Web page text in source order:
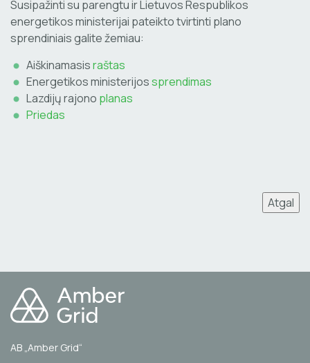
Susipažinti su parengtu ir Lietuvos Respublikos
energetikos ministerijai pateikto tvirtinti plano
sprendiniais galite žemiau:
Aiškinamasisraštas
Energetikos ministerijossprendimas
Lazdijų rajono planas
Priedas
Atgal
AB „Amber Grid“